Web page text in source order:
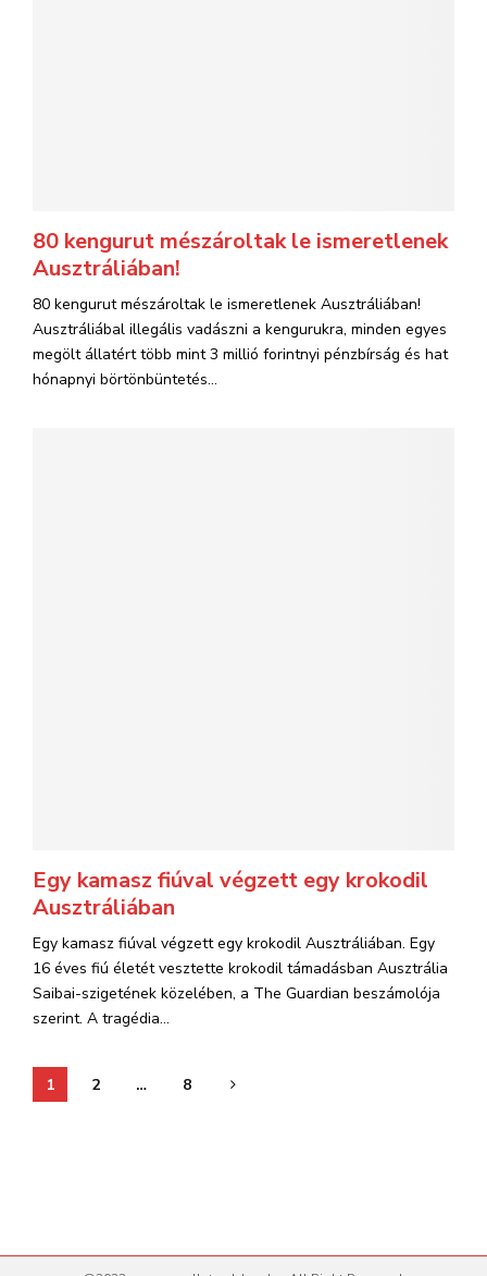
80 kengurut mészároltak le ismeretlenek
Ausztráliában!
80 kengurut mészároltak le ismeretlenek Ausztráliában!
Ausztráliábal illegális vadászni a kengurukra, minden egyes
megölt állatért több mint 3 millió forintnyi pénzbírság és hat
hónapnyi börtönbüntetés...
Egy kamasz fiúval végzett egy krokodil
Ausztráliában
Egy kamasz fiúval végzett egy krokodil Ausztráliában. Egy
16 éves fiú életét vesztette krokodil támadásban Ausztrália
Saibai-szigetének közelében, a The Guardian beszámolója
szerint. A tragédia...
Bejegyzések
1 2 … 8